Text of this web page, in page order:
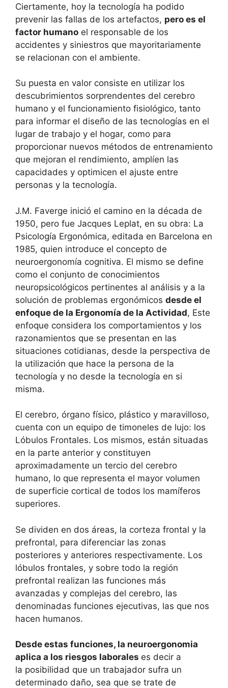
Ciertamente, hoy la tecnología ha podido
prevenir las fallas de los artefactos, pero es el
factor humano el responsable de los
accidentes y siniestros que mayoritariamente
se relacionan con el ambiente.
Su puesta en valor consiste en utilizar los
descubrimientos sorprendentes del cerebro
humano y el funcionamiento fisiológico, tanto
para informar el diseño de las tecnologías en el
lugar de trabajo y el hogar, como para
proporcionar nuevos métodos de entrenamiento
que mejoran el rendimiento, amplíen las
capacidades y optimicen el ajuste entre
personas y la tecnología.
J.M. Faverge inició el camino en la década de
1950, pero fue Jacques Leplat, en su obra: La
Psicología Ergonómica, editada en Barcelona en
1985, quien introduce el concepto de
neuroergonomía cognitiva. El mismo se define
como el conjunto de conocimientos
neuropsicológicos pertinentes al análisis y a la
solución de problemas ergonómicos desde el
enfoque de la Ergonomía de la Actividad, Este
enfoque considera los comportamientos y los
razonamientos que se presentan en las
situaciones cotidianas, desde la perspectiva de
la utilización que hace la persona de la
tecnología y no desde la tecnología en si
misma.
El cerebro, órgano físico, plástico y maravilloso,
cuenta con un equipo de timoneles de lujo: los
Lóbulos Frontales. Los mismos, están situadas
en la parte anterior y constituyen
aproximadamente un tercio del cerebro
humano, lo que representa el mayor volumen
de superficie cortical de todos los mamíferos
superiores.
Se dividen en dos áreas, la corteza frontal y la
prefrontal, para diferenciar las zonas
posteriores y anteriores respectivamente. Los
lóbulos frontales, y sobre todo la región
prefrontal realizan las funciones más
avanzadas y complejas del cerebro, las
denominadas funciones ejecutivas, las que nos
hacen humanos.
Desde estas funciones, la neuroergonomia
aplica a los riesgos laborales es decir a
la posibilidad que un trabajador sufra un
determinado daño, sea que se trate de